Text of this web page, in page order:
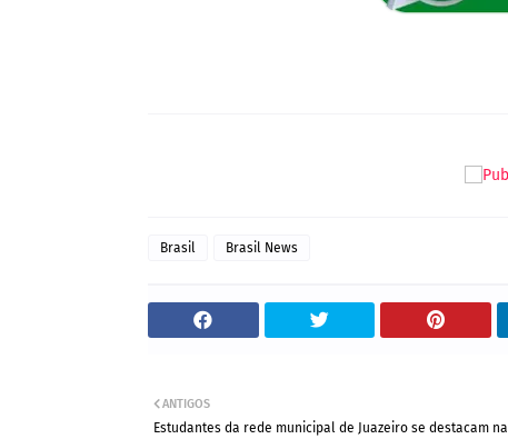
Brasil Brasil News
ANTIGOS
Estudantes da rede municipal de Juazeiro se destacam na